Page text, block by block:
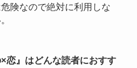
険なので絶対に利用しな
×恋』はどんな読者におすす